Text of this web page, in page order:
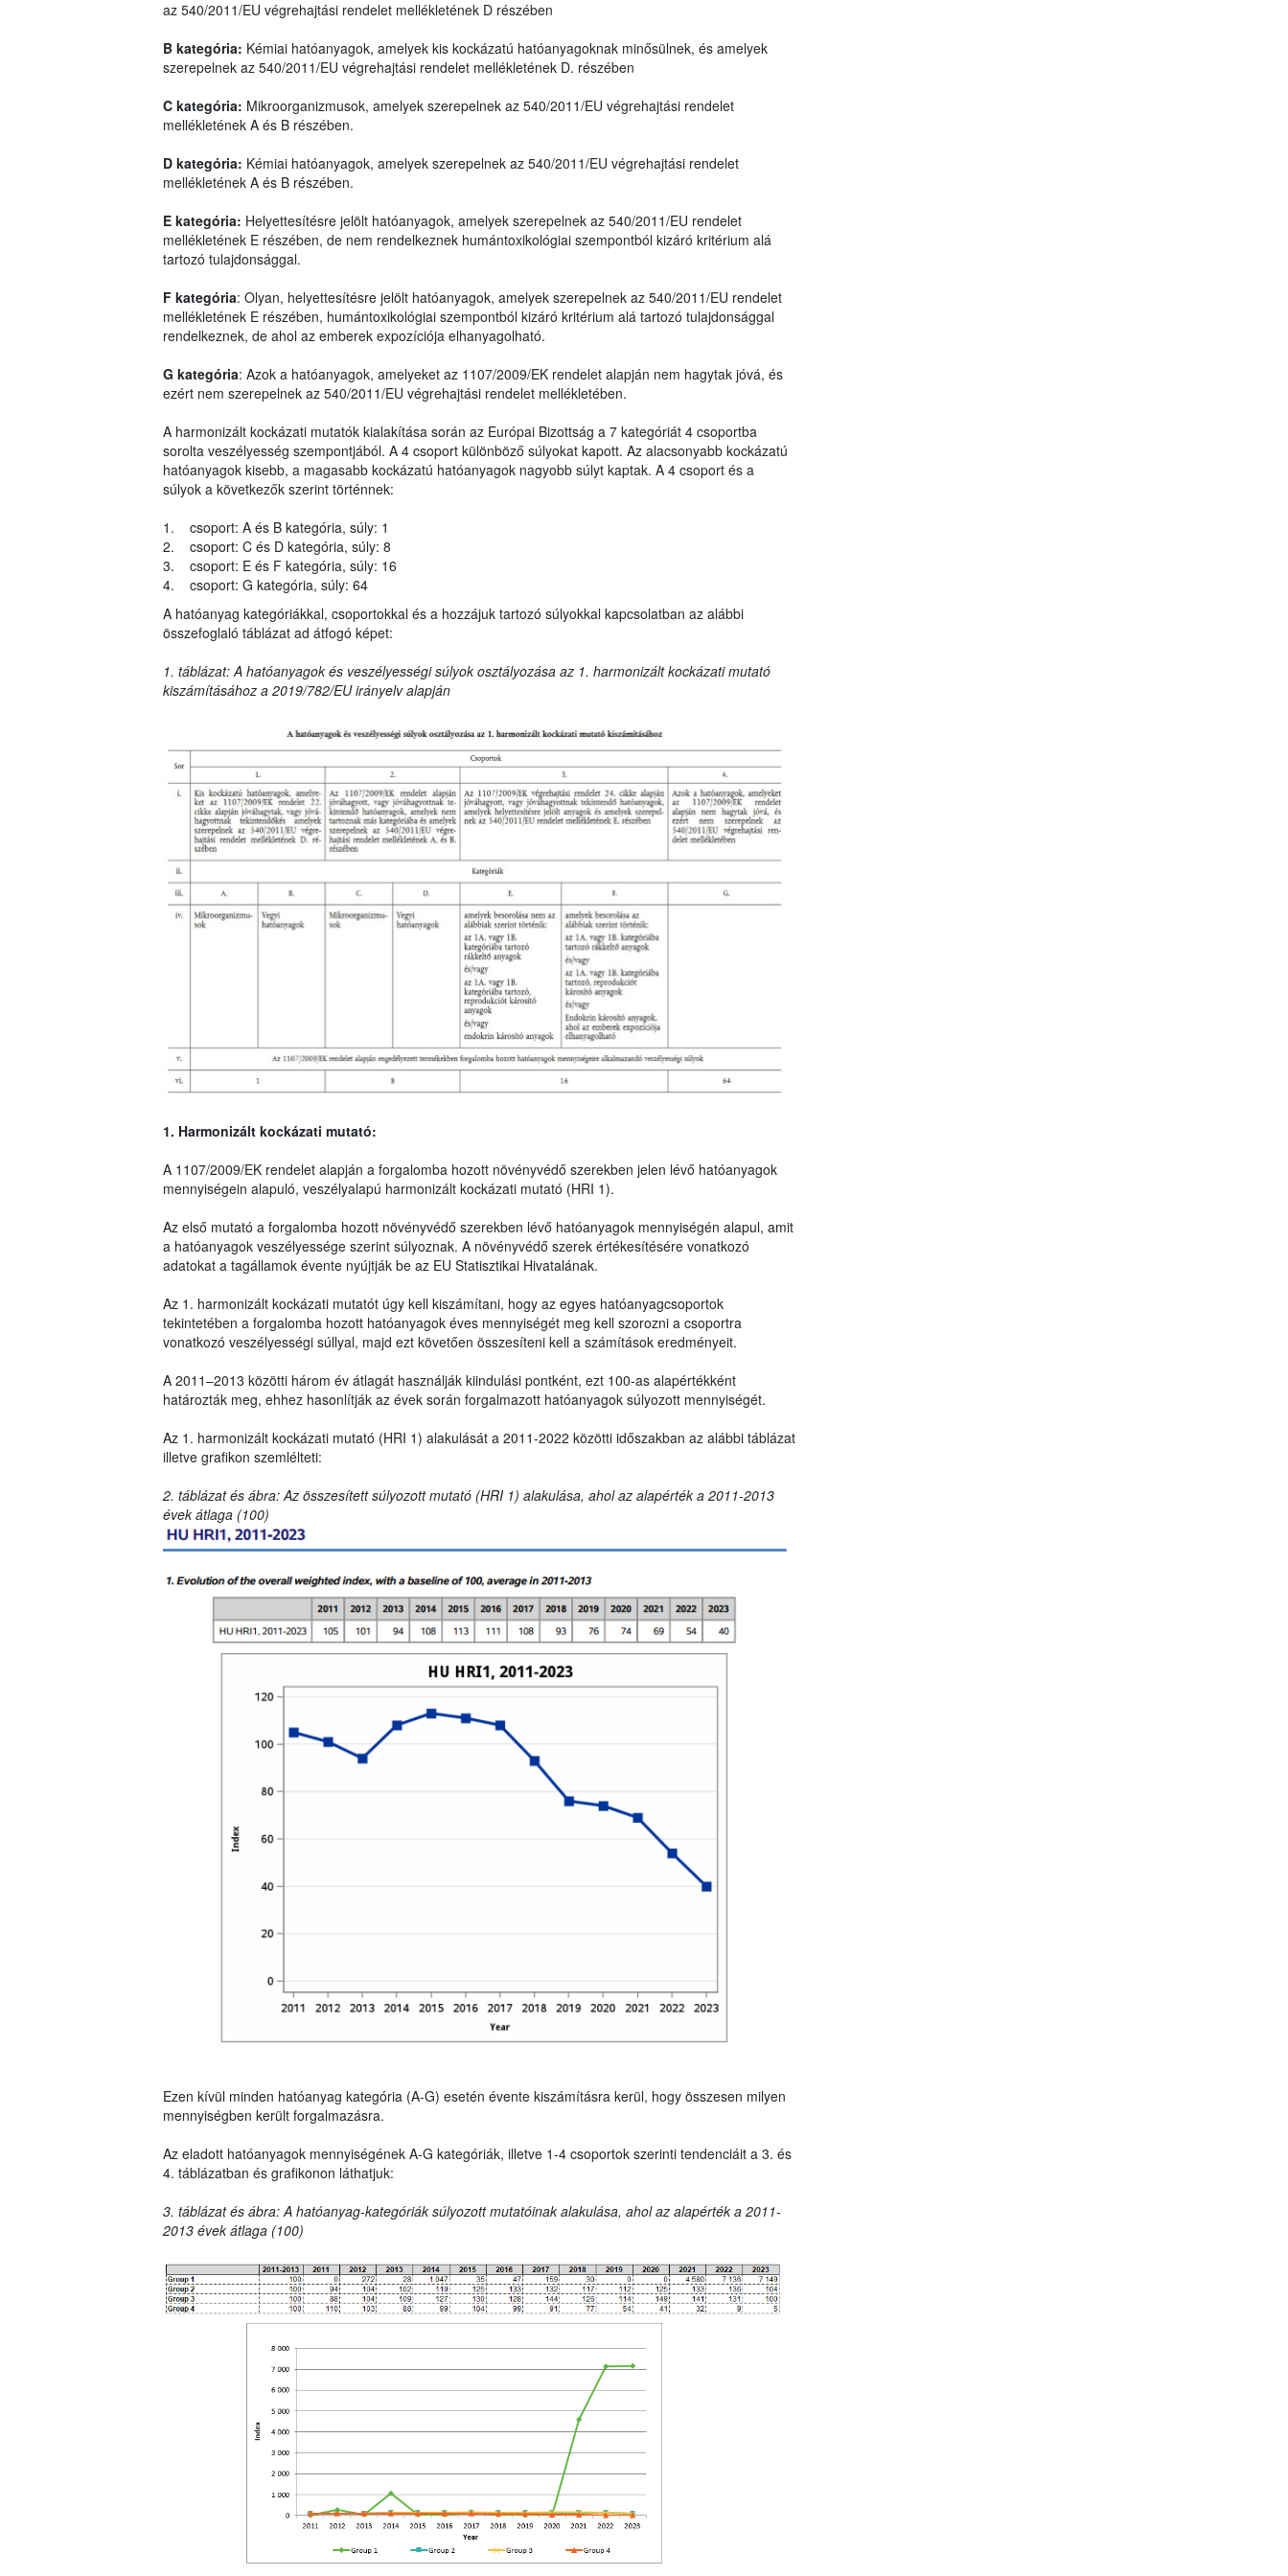
az 540/2011/EU végrehajtási rendelet mellékletének D részében
B kategória: Kémiai hatóanyagok, amelyek kis kockázatú hatóanyagoknak minősülnek, és amelyek
szerepelnek az 540/2011/EU végrehajtási rendelet mellékletének D. részében
C kategória: Mikroorganizmusok, amelyek szerepelnek az 540/2011/EU végrehajtási rendelet
mellékletének A és B részében.
D kategória: Kémiai hatóanyagok, amelyek szerepelnek az 540/2011/EU végrehajtási rendelet
mellékletének A és B részében.
E kategória: Helyettesítésre jelölt hatóanyagok, amelyek szerepelnek az 540/2011/EU rendelet
mellékletének E részében, de nem rendelkeznek humántoxikológiai szempontból kizáró kritérium alá
tartozó tulajdonsággal.
F kategória: Olyan, helyettesítésre jelölt hatóanyagok, amelyek szerepelnek az 540/2011/EU rendelet
mellékletének E részében, humántoxikológiai szempontból kizáró kritérium alá tartozó tulajdonsággal
rendelkeznek, de ahol az emberek expozíciója elhanyagolható.
G kategória: Azok a hatóanyagok, amelyeket az 1107/2009/EK rendelet alapján nem hagytak jóvá, és
ezért nem szerepelnek az 540/2011/EU végrehajtási rendelet mellékletében.
A harmonizált kockázati mutatók kialakítása során az Európai Bizottság a 7 kategóriát 4 csoportba
sorolta veszélyesség szempontjából. A 4 csoport különböző súlyokat kapott. Az alacsonyabb kockázatú
hatóanyagok kisebb, a magasabb kockázatú hatóanyagok nagyobb súlyt kaptak. A 4 csoport és a
súlyok a következők szerint történnek:
1. csoport: A és B kategória, súly: 1
2. csoport: C és D kategória, súly: 8
3. csoport: E és F kategória, súly: 16
4. csoport: G kategória, súly: 64
A hatóanyag kategóriákkal, csoportokkal és a hozzájuk tartozó súlyokkal kapcsolatban az alábbi
összefoglaló táblázat ad átfogó képet:
1. táblázat: A hatóanyagok és veszélyességi súlyok osztályozása az 1. harmonizált kockázati mutató
kiszámításához a 2019/782/EU irányelv alapján
1. Harmonizált kockázati mutató:
A 1107/2009/EK rendelet alapján a forgalomba hozott növényvédő szerekben jelen lévő hatóanyagok
mennyiségein alapuló, veszélyalapú harmonizált kockázati mutató (HRI 1).
Az első mutató a forgalomba hozott növényvédő szerekben lévő hatóanyagok mennyiségén alapul, amit
a hatóanyagok veszélyessége szerint súlyoznak. A növényvédő szerek értékesítésére vonatkozó
adatokat a tagállamok évente nyújtják be az EU Statisztikai Hivatalának.
Az 1. harmonizált kockázati mutatót úgy kell kiszámítani, hogy az egyes hatóanyagcsoportok
tekintetében a forgalomba hozott hatóanyagok éves mennyiségét meg kell szorozni a csoportra
vonatkozó veszélyességi súllyal, majd ezt követően összesíteni kell a számítások eredményeit.
A 2011–2013 közötti három év átlagát használják kiindulási pontként, ezt 100-as alapértékként
határozták meg, ehhez hasonlítják az évek során forgalmazott hatóanyagok súlyozott mennyiségét.
Az 1. harmonizált kockázati mutató (HRI 1) alakulását a 2011-2022 közötti időszakban az alábbi táblázat
illetve grafikon szemlélteti:
2. táblázat és ábra: Az összesített súlyozott mutató (HRI 1) alakulása, ahol az alapérték a 2011-2013
évek átlaga (100)
Ezen kívül minden hatóanyag kategória (A-G) esetén évente kiszámításra kerül, hogy összesen milyen
mennyiségben került forgalmazásra.
Az eladott hatóanyagok mennyiségének A-G kategóriák, illetve 1-4 csoportok szerinti tendenciáit a 3. és
4. táblázatban és grafikonon láthatjuk:
3. táblázat és ábra: A hatóanyag-kategóriák súlyozott mutatóinak alakulása, ahol az alapérték a 2011-
2013 évek átlaga (100)